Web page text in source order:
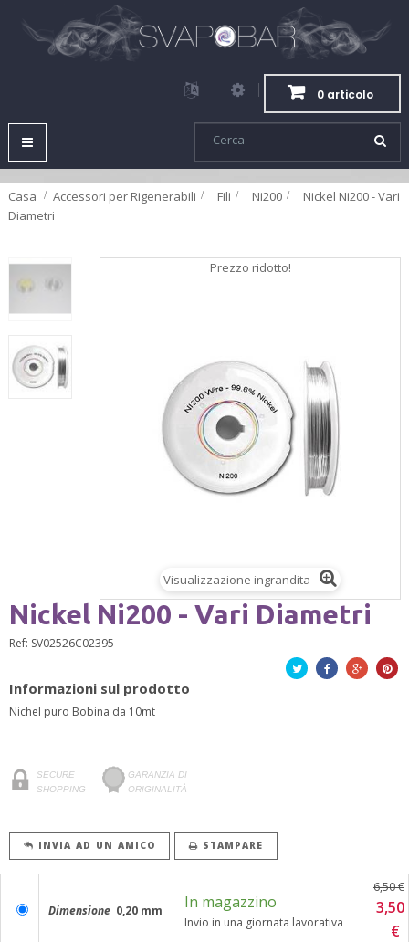
0 articolo
Navigazione
Toggle
Casa Accessori per Rigenerabili > Fili > Ni200 >
Nickel Ni200 - Vari
Diametri
Prezzo ridotto!
Visualizzazione ingrandita
Nickel Ni200 - Vari Diametri
Ref: SV02526C02395
Twitta FacebookGoogle+
Informazioni sul prodotto
Nichel puro Bobina da 10mt
SECURE
SHOPPING
GARANZIA DI
ORIGINALITÀ
INVIA AD UN AMICO STAMPARE
Dimensione 0,20 mm In magazzino
Invio in una giornata lavorativa
6,50 €
3,50
€